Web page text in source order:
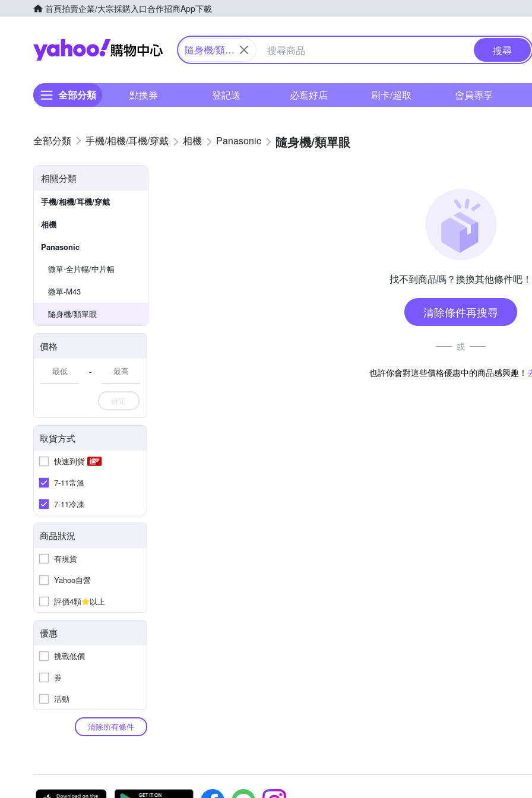
首頁拍賣企業/大宗採購入口合作招商App下載
Yahoo購物中心
隨身機/類單
搜尋
全部分類 點換券 登記送 必逛好店 刷卡/超取 會員專享
手機/相機/耳機/穿戴 相機 Panasonic 隨身機/類單眼
相關分類
手機/相機/耳機/穿戴
相機
Panasonic
微單-全片幅/中片幅
微單-M43
隨身機/類單眼
價格
-
確定
取貨方式
快速到貨
7-11常溫
7-11冷凍
商品狀況
有現貨
Yahoo自營
評價4顆
以上
優惠
挑戰低價
券
活動
清除所有條件
找不到商品嗎？換換其他條件吧！
清除條件再搜尋
或
也許你會對這些價格優惠中的商品感興趣！